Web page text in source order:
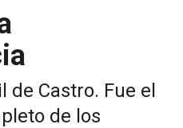
de Castro. Fue el
de los